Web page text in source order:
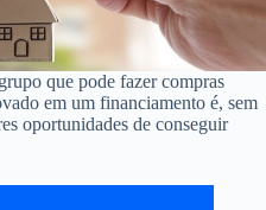
que pode fazer compras
em um financiamento é, sem
oportunidades de conseguir